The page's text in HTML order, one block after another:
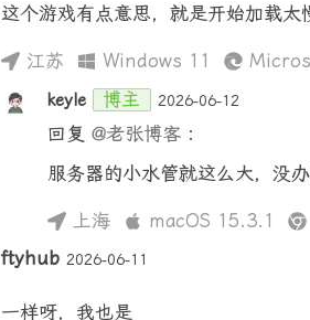
这个游戏有点意思，就是开始加载太
江苏 Windows 11
keyle 博主 2026-06-12
回复 @老张博客:
服务器的小水管就这么大，没
上海 macOS 15.3.1
ftyhub 2026-06-11
一样呀，我也是